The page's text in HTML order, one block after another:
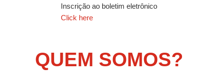
Inscrição ao boletim eletrônico
Click here
QUEM SOMOS?